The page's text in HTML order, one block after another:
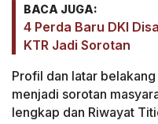
BACA JUGA:
4 Perda Baru DKI
KTR Jadi Sorotan
Profil dan latar
menjadi sorotan
lengkap dan Riwayat